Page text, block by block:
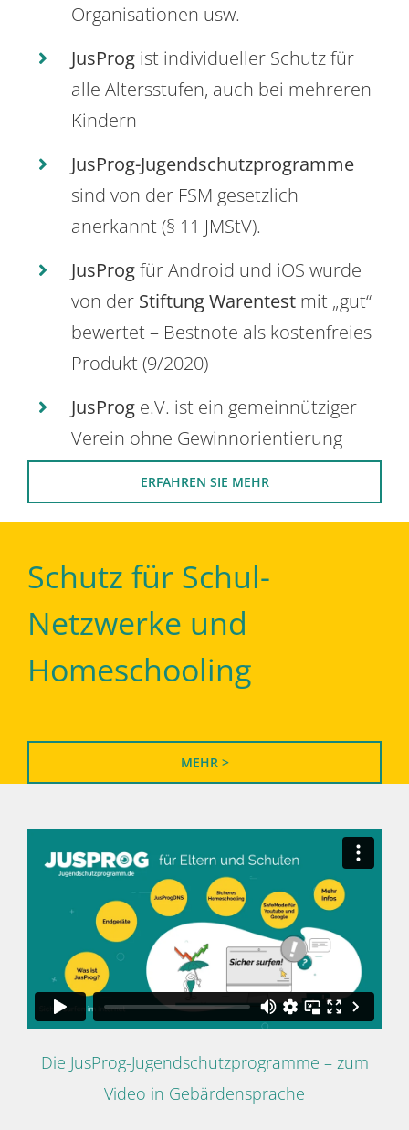
Organisationen usw.
JusProg ist individueller Schutz für
alle Altersstufen, auch bei mehreren
Kindern
JusProg-Jugendschutzprogramme
sind von der FSM gesetzlich
anerkannt (§ 11 JMStV).
JusProgfür Android und iOS wurde
von der Stiftung Warentest mit „gut“
bewertet – Bestnote als kostenfreies
Produkt (9/2020)
JusProg e.V. ist ein gemeinnütziger
Verein ohne Gewinnorientierung
ERFAHREN SIE MEHR
Schutz für Schul-
Netzwerke und
Homeschooling
MEHR >
Die JusProg-Jugendschutzprogramme – zum
Video in Gebärdensprache